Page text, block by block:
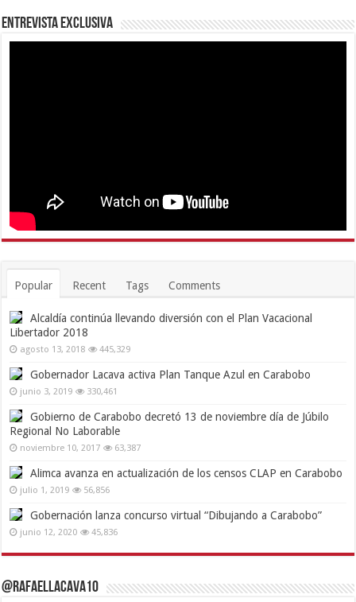
Entrevista Exclusiva
Popular Recent Tags Comments
Alcaldía continúa llevando diversión con el Plan Vacacional
Libertador 2018
agosto 13, 2018 445,329
Gobernador Lacava activa Plan Tanque Azul en Carabobo
junio 3, 2019 330,461
Gobierno de Carabobo decretó 13 de noviembre día de Júbilo
Regional No Laborable
noviembre 10, 2017 63,387
Alimca avanza en actualización de los censos CLAP en Carabobo
julio 1, 2019 56,856
Gobernación lanza concurso virtual “Dibujando a Carabobo”
junio 12, 2020 45,836
@RafaelLacava10